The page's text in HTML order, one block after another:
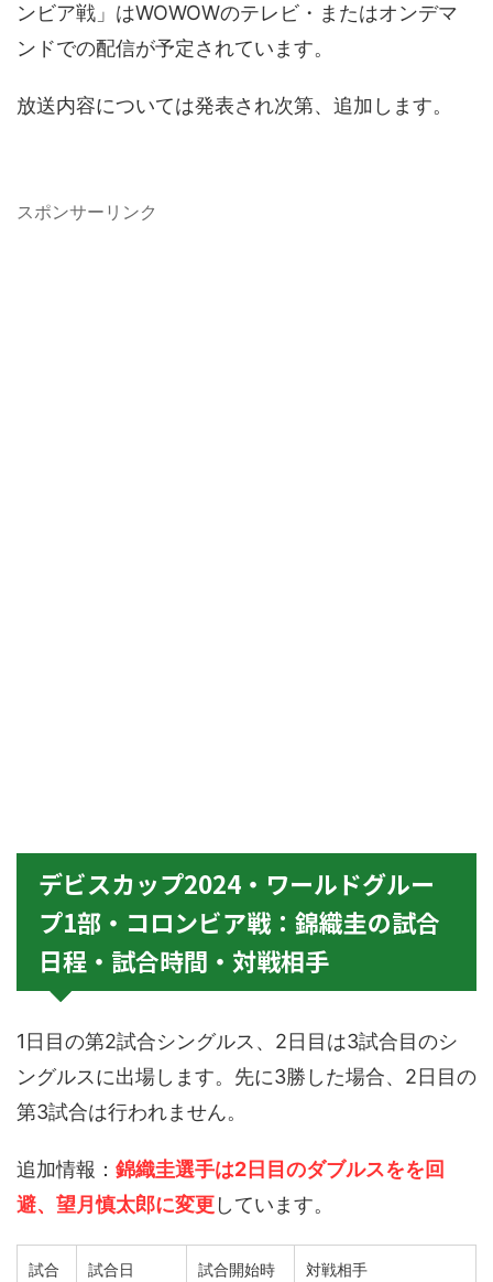
ンビア戦」はWOWOWのテレビ・またはオンデマ
ンドでの配信が予定されています。
放送内容については発表され次第、追加します。
スポンサーリンク
デビスカップ2024・ワールドグルー
プ1部・コロンビア戦：錦織圭の試合
日程・試合時間・対戦相手
1日目の第2試合シングルス、2日目は3試合目のシ
ングルスに出場します。先に3勝した場合、2日目の
第3試合は行われません。
追加情報 ： 錦織圭選手は2日目のダブルスをを回
避、望月慎太郎に変更しています。
試合 試合日
試合開始時
対戦相手